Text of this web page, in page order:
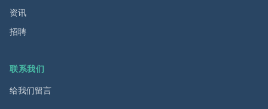
资讯
招聘
联系我们
给我们留言